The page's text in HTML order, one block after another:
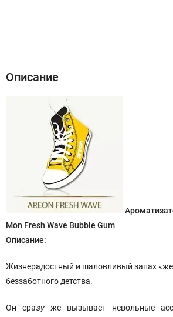
Описание
Mon Fresh Wave Bubble Gum
Описание:
Жизнерадостный и шаловливый запах
беззаботного детства.
Он сразуже вызывает невольные